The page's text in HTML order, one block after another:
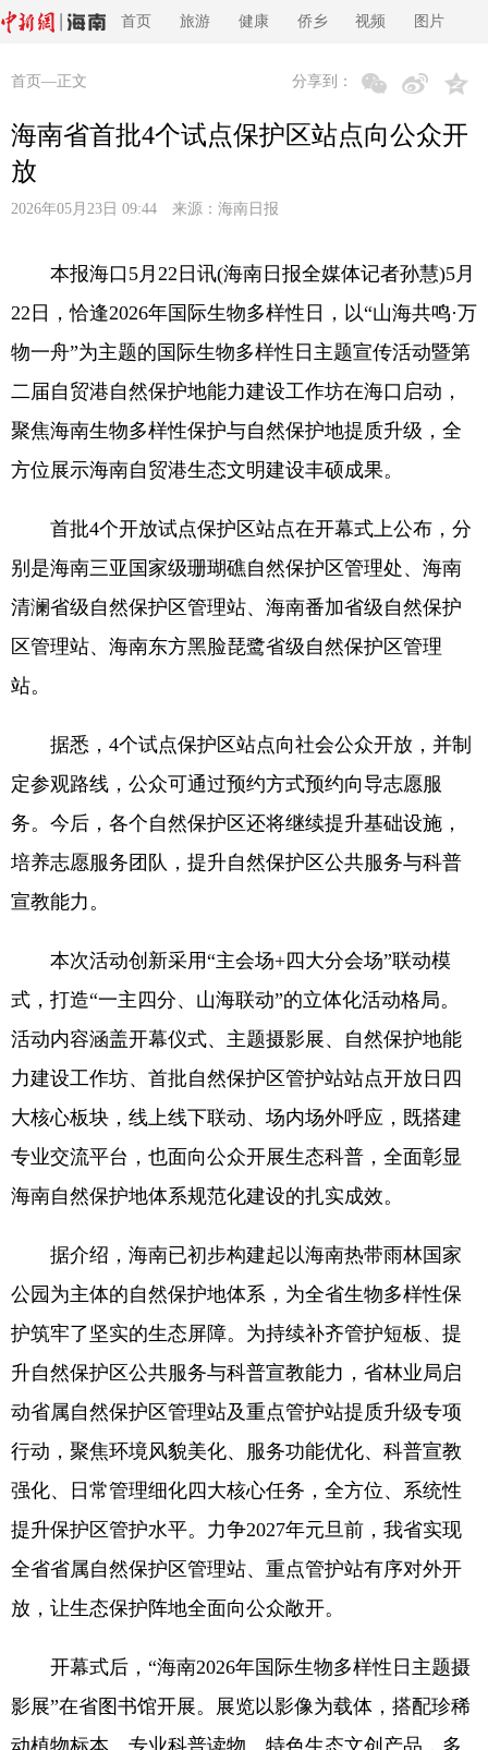
首页 旅游 健康 侨乡 视频 图片
首页 —正文 分享到：
海南省首批4个试点保护区站点向公众开
放
2026年05月23日 09:44 来源： 海南日报
本报海口5月22日讯(海南日报全媒体记者孙慧)5月
22日，恰逢2026年国际生物多样性日，以“山海共鸣·万
物一舟”为主题的国际生物多样性日主题宣传活动暨第
二届自贸港自然保护地能力建设工作坊在海口启动，
聚焦海南生物多样性保护与自然保护地提质升级，全
方位展示海南自贸港生态文明建设丰硕成果。
首批4个开放试点保护区站点在开幕式上公布，分
别是海南三亚国家级珊瑚礁自然保护区管理处、海南
清澜省级自然保护区管理站、海南番加省级自然保护
区管理站、海南东方黑脸琵鹭省级自然保护区管理
站。
据悉，4个试点保护区站点向社会公众开放，并制
定参观路线，公众可通过预约方式预约向导志愿服
务。今后，各个自然保护区还将继续提升基础设施，
培养志愿服务团队，提升自然保护区公共服务与科普
宣教能力。
本次活动创新采用“主会场+四大分会场”联动模
式，打造“一主四分、山海联动”的立体化活动格局。
活动内容涵盖开幕仪式、主题摄影展、自然保护地能
力建设工作坊、首批自然保护区管护站站点开放日四
大核心板块，线上线下联动、场内场外呼应，既搭建
专业交流平台，也面向公众开展生态科普，全面彰显
海南自然保护地体系规范化建设的扎实成效。
据介绍，海南已初步构建起以海南热带雨林国家
公园为主体的自然保护地体系，为全省生物多样性保
护筑牢了坚实的生态屏障。为持续补齐管护短板、提
升自然保护区公共服务与科普宣教能力，省林业局启
动省属自然保护区管理站及重点管护站提质升级专项
行动，聚焦环境风貌美化、服务功能优化、科普宣教
强化、日常管理细化四大核心任务，全方位、系统性
提升保护区管护水平。力争2027年元旦前，我省实现
全省省属自然保护区管理站、重点管护站有序对外开
放，让生态保护阵地全面向公众敞开。
开幕式后，“海南2026年国际生物多样性日主题摄
影展”在省图书馆开展。展览以影像为载体，搭配珍稀
动植物标本、专业科普读物、特色生态文创产品，多